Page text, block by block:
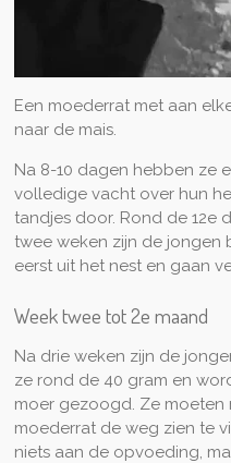
Een moederrat met aan
naar de mais.
Na 8-10 dagen hebben ze
volledige vacht over hun
tandjes door. Rond de 12e
twee weken zijn de jongen
eerst uit het nest en gaan
Week twee tot 2e maand
Na drie weken zijn de
ze rond de 40 gram en
moer gezoogd. Ze
moederrat de weg zien te
niets aan de opvoeding,